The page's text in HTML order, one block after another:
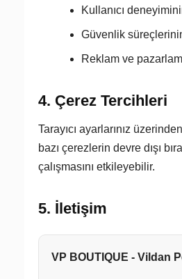
Kullanıcı
Güvenlik
Reklam ve
4. Çerez Tercihleri
Tarayıcı ayarlarınız
bazı çerezlerin devre dışı
çalışmasını etkileyebilir.
5. İletişim
VP BOUTIQUE - Vildan